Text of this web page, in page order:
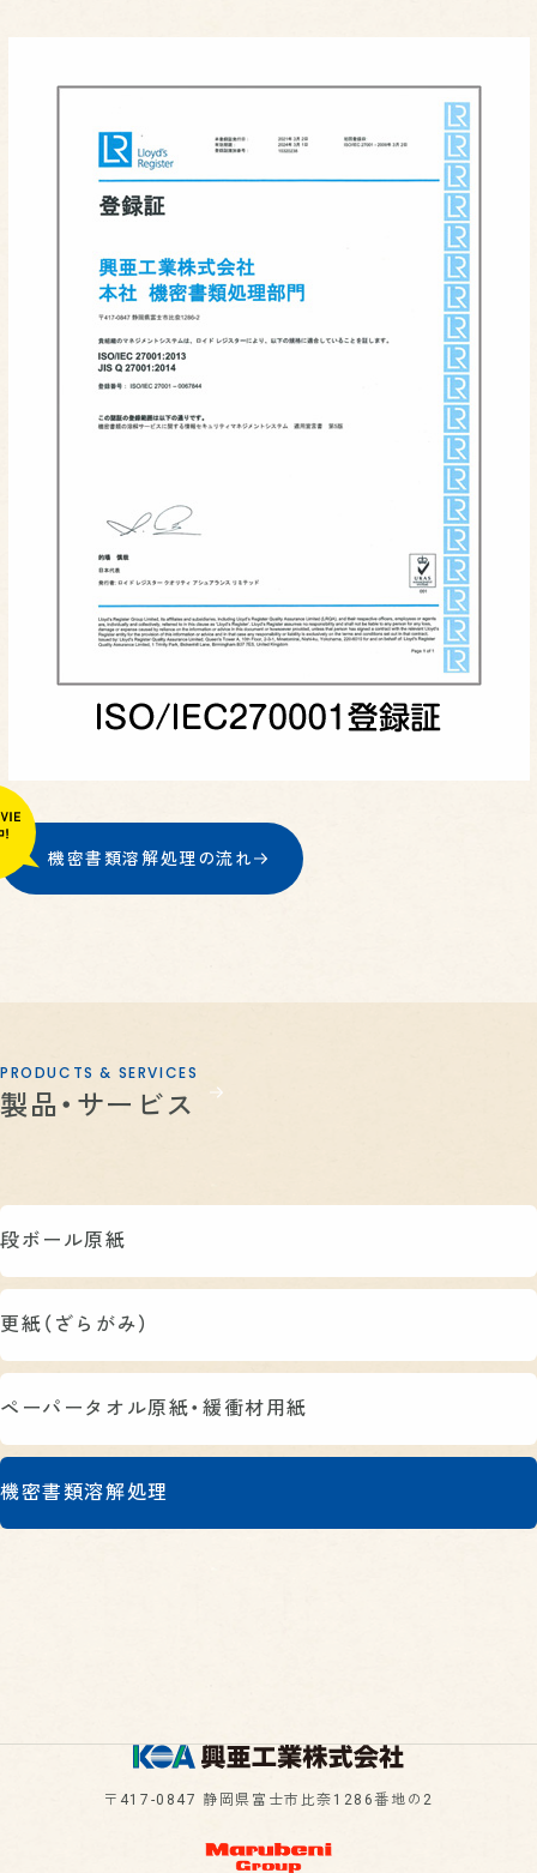
機密書類溶解処理の流れ
PRODUCTS & SERVICES
製品・サービス
段ボール原紙
更紙（ざらがみ）
ペーパータオル原紙・緩衝材用紙
機密書類溶解処理
〒417-0847 静岡県富士市比奈1286番地の2